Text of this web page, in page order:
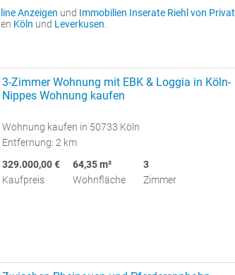
Anzeigen und Immobilien Inserate Riehl von Privat
Köln und Leverkusen
3-Zimmer Wohnung mit EBK & Loggia in Köln-
Nippes Wohnung kaufen
Wohnung kaufen in 50733 Köln
Entfernung: 2 km
329.000,00 €
Kaufpreis
64,35 m²
Wohnfläche
3
Zimmer